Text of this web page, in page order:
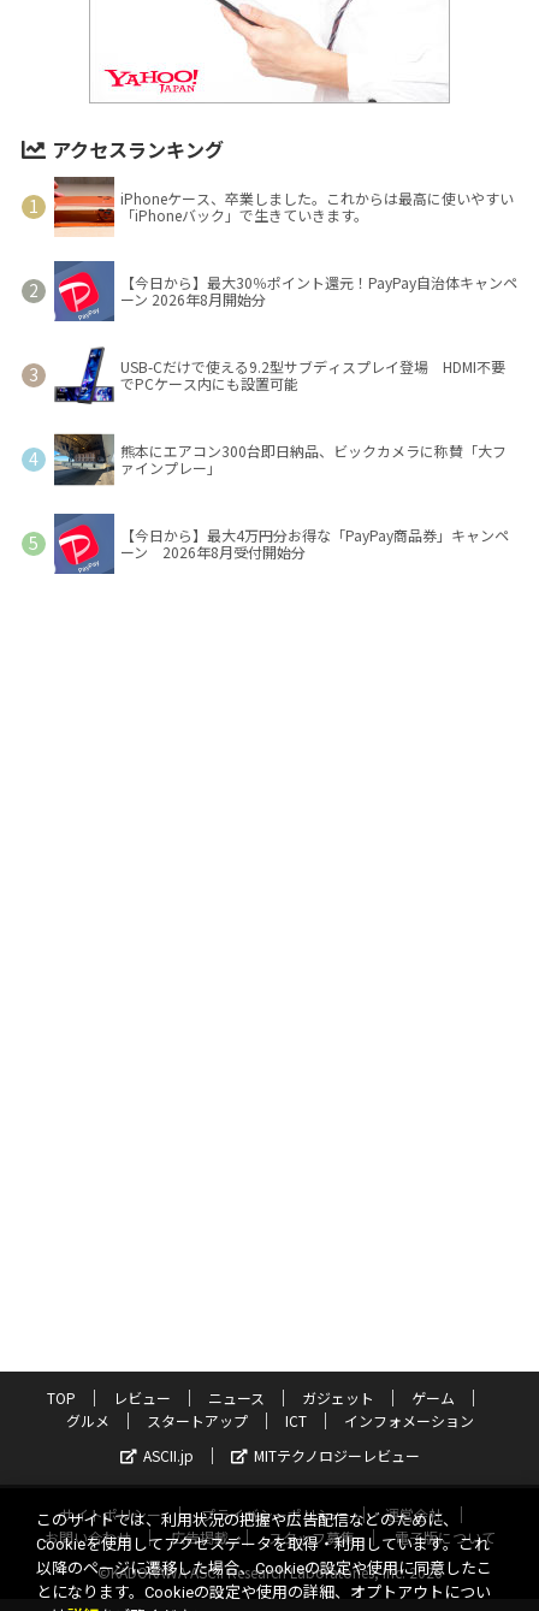
アクセスランキング
iPhoneケース、卒業しました。これからは最高に使いやすい
「iPhoneバック」で生きていきます。
【今日から】最大30％ポイント還元！PayPay自治体キャンペ
ーン 2026年8月開始分
USB-Cだけで使える9.2型サブディスプレイ登場 HDMI不要
でPCケース内にも設置可能
熊本にエアコン300台即日納品、ビックカメラに称賛「大フ
ァインプレー」
【今日から】最大4万円分お得な「PayPay商品券」キャンペ
ーン 2026年8月受付開始分
TOP レビュー ニュース ガジェット
ゲーム
グルメ
スタートアップ ICT
インフォメーション
ASCII.jp
MITテクノロジーレビュー
サイトポリシー プライバシーポリシー
運営会社
お問い合わせ
広告掲載 スタッフ募集
電子版について
©KADOKAWA ASCII Research Laboratories, Inc. 2026
このサイトでは、利用状況の把握や広告配信などのために、
Cookieを使用してアクセスデータを取得・利用しています。これ
以降のページに遷移した場合、Cookieの設定や使用に同意したこ
とになります。Cookieの設定や使用の詳細、オプトアウトについ